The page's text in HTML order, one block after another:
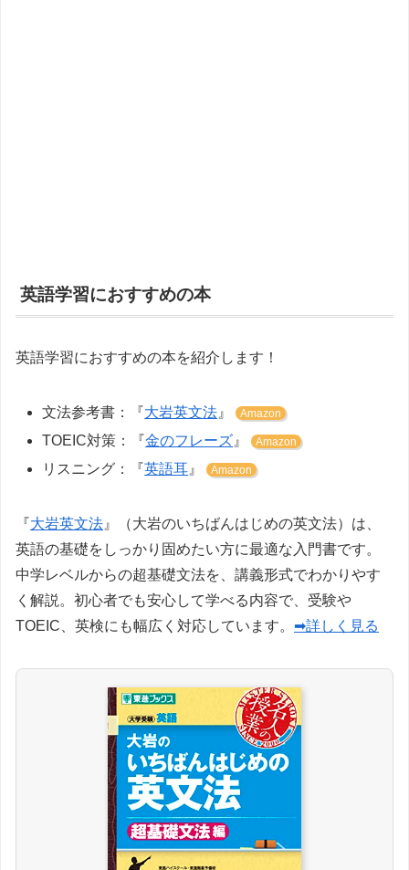
英語学習におすすめの本
英語学習におすすめの本を紹介します！
文法参考書：『大岩英文法 』 Amazon
TOEIC対策：『金のフレーズ 』 Amazon
リスニング：『英語耳 』 Amazon
『大岩英文法 』（大岩のいちばんはじめの英文法）は、
英語の基礎をしっかり固めたい方に最適な入門書です。
中学レベルからの超基礎文法を、講義形式でわかりやす
く解説。初心者でも安心して学べる内容で、受験や
TOEIC、英検にも幅広く対応しています。 ➡詳しく見る